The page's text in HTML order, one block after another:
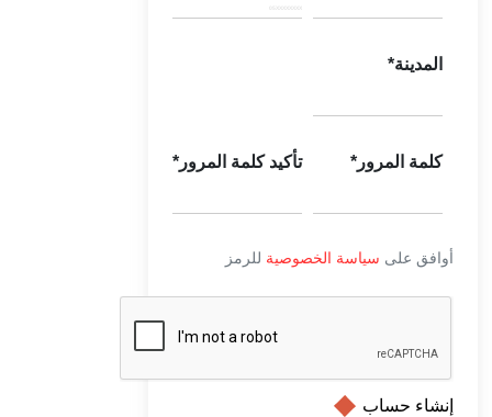
المدينة*
كلمة المرور* تأكيد كلمة المرور*
أوافق على سياسة الخصوصية للرمز
إنشاء حساب